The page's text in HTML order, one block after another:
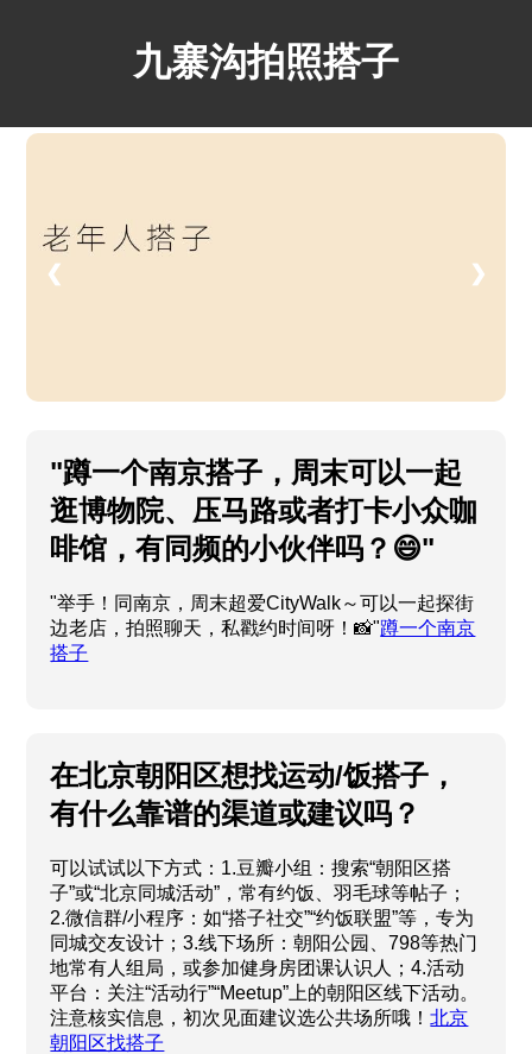
九寨沟拍照搭子
❮ ❯
"蹲一个南京搭子，周末可以一起
逛博物院、压马路或者打卡小众咖
啡馆，有同频的小伙伴吗？😄"
"举手！同南京，周末超爱CityWalk～可以一起探街
边老店，拍照聊天，私戳约时间呀！📸"蹲一个南京
搭子
在北京朝阳区想找运动/饭搭子，
有什么靠谱的渠道或建议吗？
可以试试以下方式：1.豆瓣小组：搜索“朝阳区搭
子”或“北京同城活动”，常有约饭、羽毛球等帖子；
2.微信群/小程序：如“搭子社交”“约饭联盟”等，专为
同城交友设计；3.线下场所：朝阳公园、798等热门
地常有人组局，或参加健身房团课认识人；4.活动
平台：关注“活动行”“Meetup”上的朝阳区线下活动。
注意核实信息，初次见面建议选公共场所哦！北京
朝阳区找搭子